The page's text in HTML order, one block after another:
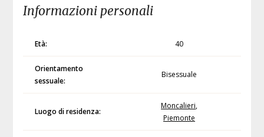
Informazioni personali
Età: 40
Orientamento
sessuale:
Bisessuale
Luogo di residenza:
Moncalieri,
Piemonte